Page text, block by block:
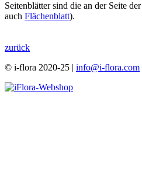
Seitenblätter sind die an der Seite der
auch Flächenblatt).
zurück
© i-flora 2020-25 | info@i-flora.com